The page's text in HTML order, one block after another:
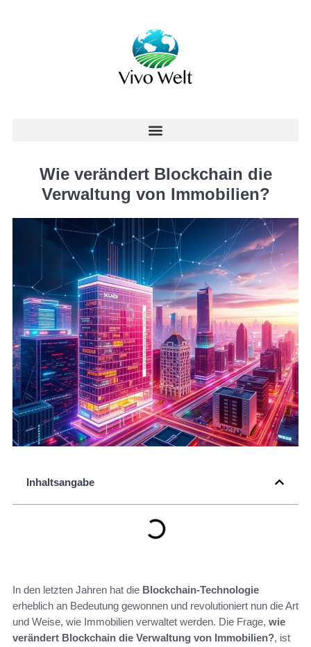
Wie verändert Blockchain die
Verwaltung von Immobilien?
Inhaltsangabe
In den letzten Jahren hat die Blockchain-Technologie
erheblich an Bedeutung gewonnen und revolutioniert nun die Art
und Weise, wie Immobilien verwaltet werden. Die Frage, wie
verändert Blockchain die Verwaltung von Immobilien?, ist